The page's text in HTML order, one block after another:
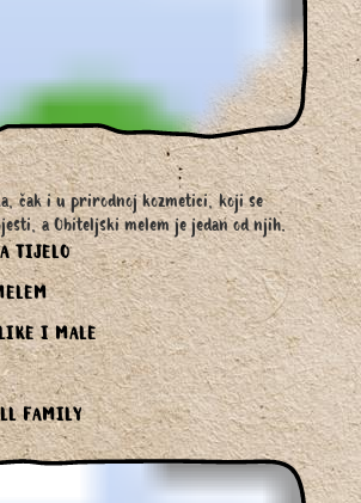
čak i u prirodnoj kozmetici, koji se
a Obiteljski melem je jedan od njih.
TIJELO
I MALE
FAMILY